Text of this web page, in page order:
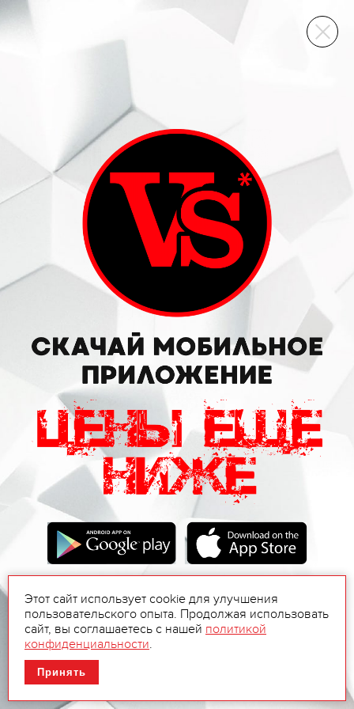
ВИННЫЙ СКЛАД
Этот сайт использует cookie для улучшения
пользовательского опыта. Продолжая использовать
сайт, вы соглашаетесь с нашей политикой
конфиденциальности.
Принять